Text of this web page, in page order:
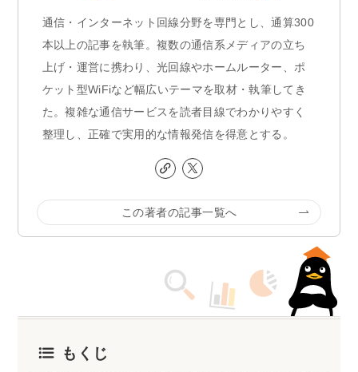
通信・インターネット回線分野を専門とし、通算300
本以上の記事を執筆。複数の通信系メディアの立ち
上げ・運営に携わり、光回線やホームルーター、ポ
ケット型WiFiなど幅広いテーマを取材・執筆してき
た。複雑な通信サービスを読者目線でわかりやすく
整理し、正確で実用的な情報発信を得意とする。
この著者の記事一覧へ
もくじ